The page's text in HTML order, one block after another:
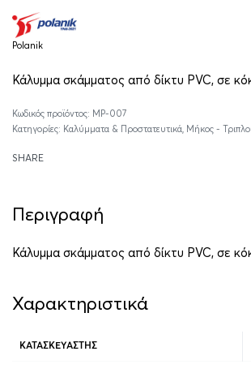
Polanik
Κάλυμμα σκάμματος από δίκτυ PVC, σε
MP-007
Κατηγορίες: Καλύμματα & Προστατευτικά, Μήκος -
SHARE
Περιγραφή
Κάλυμμα σκάμματος από δίκτυ PVC, σε
Χαρακτηριστικά
ΚΑΤΑΣΚΕΥΑΣΤΉΣ